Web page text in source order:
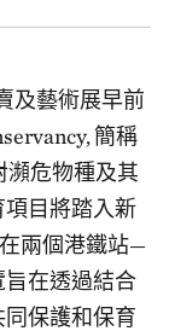
及藝術展早前
簡稱
瀕危物種及其
目將踏入新
兩個港鐵站—
在透過結合
保護和保育